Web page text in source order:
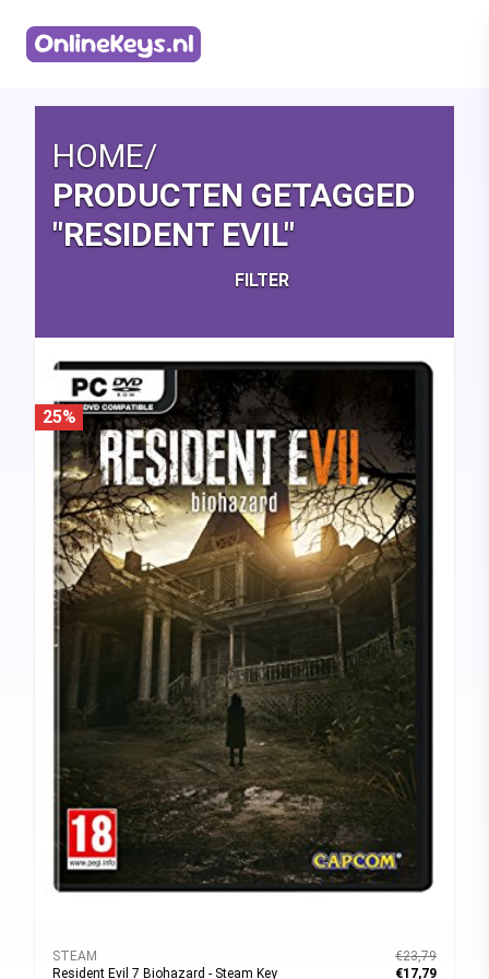
HOME/
PRODUCTEN GETAGGED
"RESIDENT EVIL"
FILTER
25%
STEAM
Resident Evil 7 Biohazard - Steam Key
€23,79
€17,79